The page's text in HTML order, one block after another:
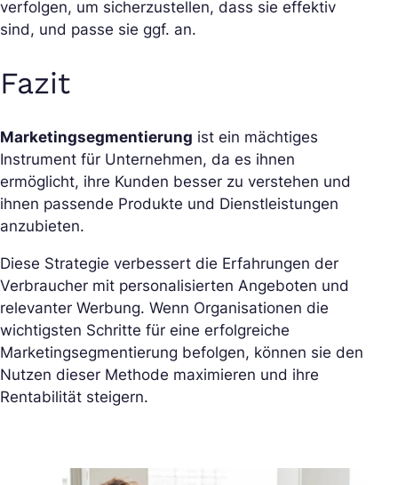
verfolgen, um sicherzustellen, dass sie effektiv
sind, und passe sie ggf. an.
Fazit
Marketingsegmentierung ist ein mächtiges
Instrument für Unternehmen, da es ihnen
ermöglicht, ihre Kunden besser zu verstehen und
ihnen passende Produkte und Dienstleistungen
anzubieten.
Diese Strategie verbessert die Erfahrungen der
Verbraucher mit personalisierten Angeboten und
relevanter Werbung. Wenn Organisationen die
wichtigsten Schritte für eine erfolgreiche
Marketingsegmentierung befolgen, können sie den
Nutzen dieser Methode maximieren und ihre
Rentabilität steigern.